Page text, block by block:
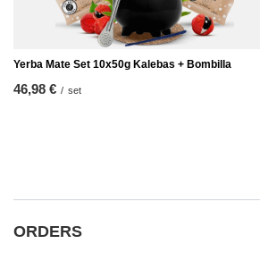
Yerba Mate Set 10x50g Kalebas + Bombilla
46,98 € / set
ORDERS